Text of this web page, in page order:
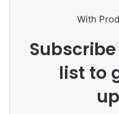
With
list to